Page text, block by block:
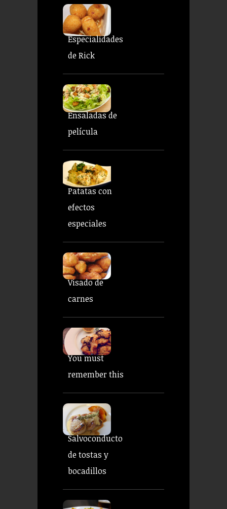
Especialidades
de Rick
Ensaladas de
película
Patatas con
efectos
especiales
Visado de
carnes
You must
remember this
Salvoconducto
de tostas y
bocadillos